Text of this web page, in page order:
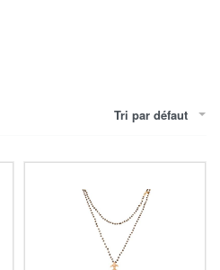
Tri par défaut